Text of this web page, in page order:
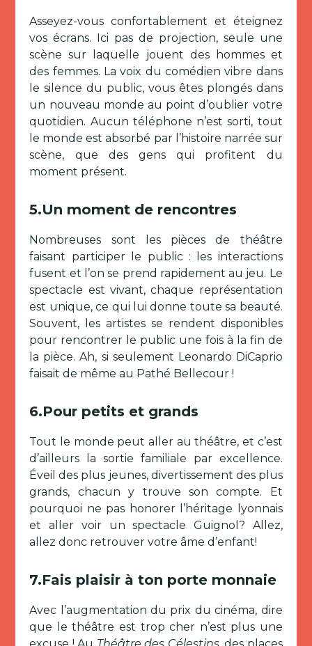
Asseyez-vous confortablement et éteignez
vos écrans. Ici pas de projection, seule une
scène sur laquelle jouent des hommes et
des femmes. La voix du comédien vibre dans
le silence du public, vous êtes plongés dans
un nouveau monde au point d’oublier votre
quotidien. Aucun téléphone n’est sorti, tout
le monde est absorbé par l’histoire narrée sur
scène, que des gens qui profitent du
moment présent.
5.Un moment de rencontres
Nombreuses sont les pièces de théâtre
faisant participer le public : les interactions
fusent et l’on se prend rapidement au jeu. Le
spectacle est vivant, chaque représentation
est unique, ce qui lui donne toute sa beauté.
Souvent, les artistes se rendent disponibles
pour rencontrer le public une fois à la fin de
la pièce. Ah, si seulement Leonardo DiCaprio
faisait de même au Pathé Bellecour !
6.Pour petits et grands
Tout le monde peut aller au théâtre, et c’est
d’ailleurs la sortie familiale par excellence.
Éveil des plus jeunes, divertissement des plus
grands, chacun y trouve son compte. Et
pourquoi ne pas honorer l’héritage lyonnais
et aller voir un spectacle Guignol? Allez,
allez donc retrouver votre âme d’enfant!
7.Fais plaisir à ton porte monnaie
Avec l’augmentation du prix du cinéma, dire
que le théâtre est trop cher n’est plus une